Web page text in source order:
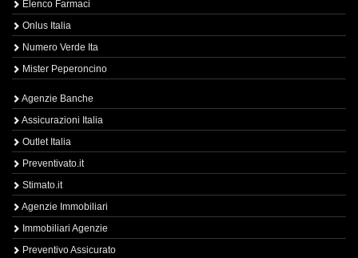
Elenco Farmaci
Onlus Italia
Numero Verde Ita
Mister Peperoncino
Agenzie Banche
Assicurazioni Italia
Outlet Italia
Preventivato.it
Stimato.it
Agenzie Immobiliari
Immobiliari Agenzie
Preventivo Assicurato